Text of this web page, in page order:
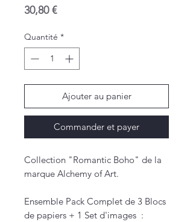
30,80 €Prix
Quantité *
Ajouter au panier
Commander et payer
Collection "Romantic Boho" de la
marque Alchemy of Art.
Ensemble Pack Complet de 3 Blocs
de papiers + 1 Set d'images :